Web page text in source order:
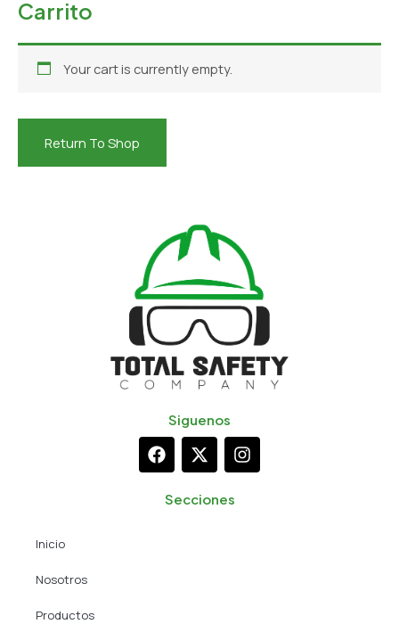
Carrito
Your cart is currently empty.
Return To Shop
Siguenos
F
a
c
e
X
-
t
w
I
n
s
Secciones
Inicio
Nosotros
Productos